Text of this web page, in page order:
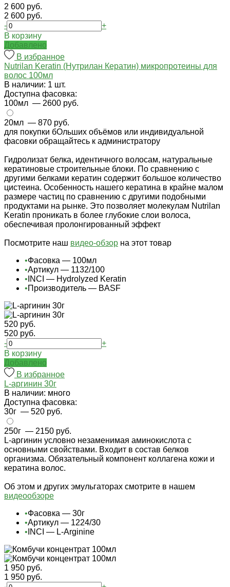
2 600 руб.
2 600 руб.
-
+
В корзину
Добавлено
В избранное
Nutrilan Keratin (Нутрилан Кератин) микропротеины для
волос 100мл
В наличии: 1 шт.
Доступна фасовка:
100мл — 2600 руб.
20мл — 870 руб.
для покупки бОльших объёмов или индивидуальной
фасовки обращайтесь к администратору
Гидролизат белка, идентичного волосам, натуральные
кератиновые строительные блоки. По сравнению с
другими белками кератин содержит большое количество
цистеина. Особенность нашего кератина в крайне малом
размере частиц по сравнению с другими подобными
продуктами на рынке. Это позволяет молекулам Nutrilan
Keratin проникать в более глубокие слои волоса,
обеспечивая пролонгированный эффект
Посмотрите наш видео-обзор на этот товар
•Фасовка — 100мл
•Артикул — 1132/100
• INCI — Hydrolyzed Keratin
•Производитель — BASF
520 руб.
520 руб.
-
+
В корзину
Добавлено
В избранное
L-аргинин 30г
В наличии: много
Доступна фасовка:
30г — 520 руб.
250г — 2150 руб.
L-аргинин условно незаменимая аминокислота с
основными свойствами. Входит в состав белков
организма. Обязательный компонент коллагена кожи и
кератина волос.
Об этом и других эмульгаторах смотрите в нашем
видеообзоре
•Фасовка — 30г
•Артикул — 1224/30
• INCI — L-Arginine
1 950 руб.
1 950 руб.